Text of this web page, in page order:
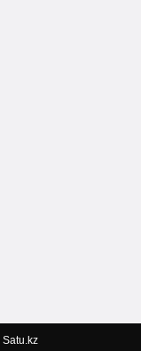
Satu.kz